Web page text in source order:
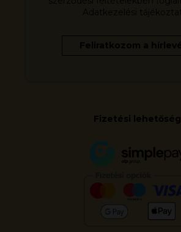
Fizetési lehetőség